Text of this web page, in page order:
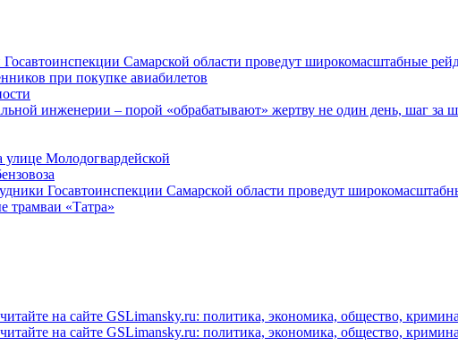
Самарской области проведут широкомасштабные
при покупке авиабилетов
инженерии – порой «обрабатывают» жертву не один день, шаг
Молодогвардейской
Госавтоинспекции Самарской области проведут
трамваи «Татра»